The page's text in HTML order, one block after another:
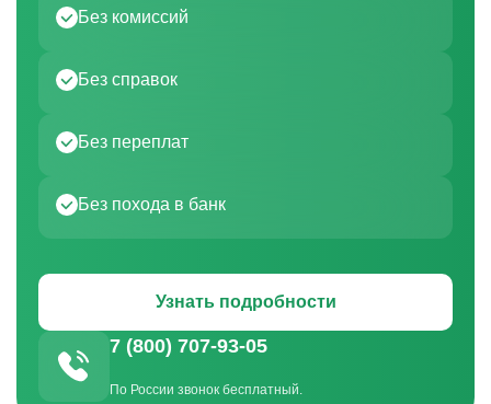
Узнать подробности
7 (800) 707-93-05
По России звонок бесплатный.
Без комиссий
Без справок
Без переплат
Без похода в банк